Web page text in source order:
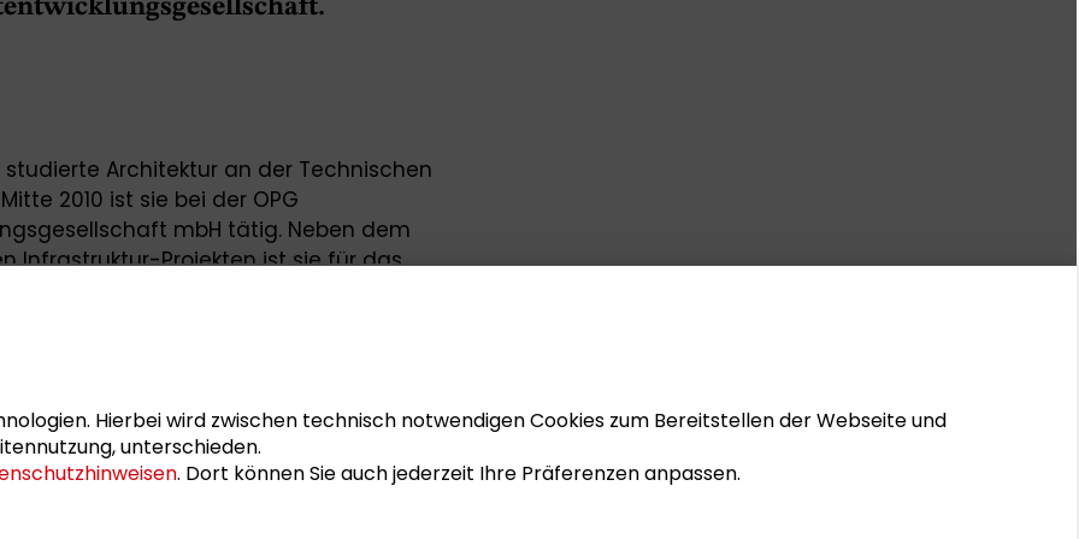
studierte Architektur an der Technischen
2010 ist sie bei der OPG
mbH tätig. Neben dem
Infrastruktur-Projekten ist sie für das
Interkommunale
Infrastrukturim Schader
Hierbei wird zwischen technisch notwendigen Cookies zum Bereitstellen der Webseite und
unterschieden.
. Dort können Sie auch jederzeit Ihre Präferenzen anpassen.